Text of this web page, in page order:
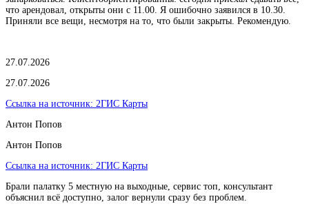
что арендовал, открыты они с 11.00. Я ошибочно заявился в 10.30.
Приняли все вещи, несмотря на то, что были закрыты. Рекомендую.
27.07.2026
27.07.2026
Ссылка на источник: 2ГИС Карты
Антон Попов
Антон Попов
Ссылка на источник: 2ГИС Карты
Брали палатку 5 местную на выходные, сервис топ, консультант
объяснил всё доступно, залог вернули сразу без проблем.